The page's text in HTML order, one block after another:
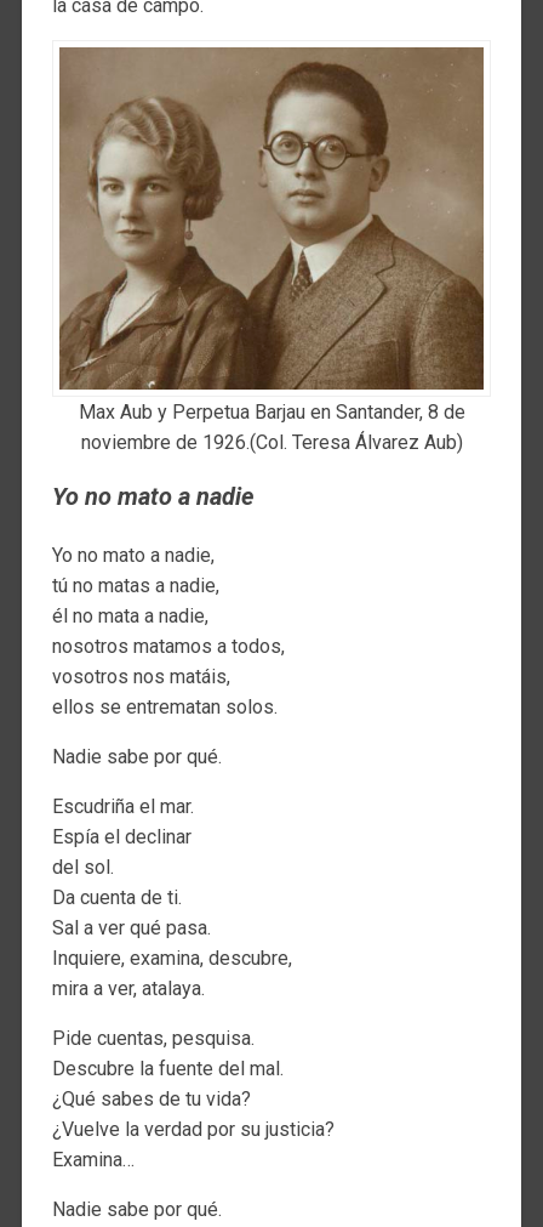
la casa de campo.
Max Aub y Perpetua Barjau en Santander, 8 de
noviembre de 1926.(Col. Teresa Álvarez Aub)
Yo no mato a nadie
Yo no mato a nadie,
tú no matas a nadie,
él no mata a nadie,
nosotros matamos a todos,
vosotros nos matáis,
ellos se entrematan solos.
Nadie sabe por qué.
Escudriña el mar.
Espía el declinar
del sol.
Da cuenta de ti.
Sal a ver qué pasa.
Inquiere, examina, descubre,
mira a ver, atalaya.
Pide cuentas, pesquisa.
Descubre la fuente del mal.
¿Qué sabes de tu vida?
¿Vuelve la verdad por su justicia?
Examina…
Nadie sabe por qué.